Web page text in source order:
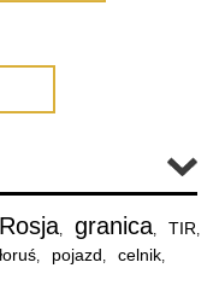
Rosja, granica, TIR,
, pojazd, celnik,